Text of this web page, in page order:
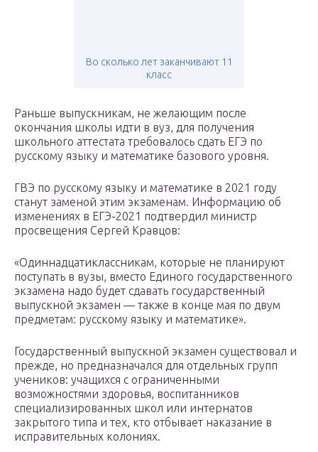
Во сколько лет заканчивают 11
класс
Раньше выпускникам, не желающим после
окончания школы идти в вуз, для получения
школьного аттестата требовалось сдать ЕГЭ по
русскому языку и математике базового уровня.
ГВЭ по русскому языку и математике в 2021 году
станут заменой этим экзаменам. Информацию об
изменениях в ЕГЭ-2021 подтвердил министр
просвещения Сергей Кравцов:
«Одиннадцатиклассникам, которые не планируют
поступать в вузы, вместо Единого государственного
экзамена надо будет сдавать государственный
выпускной экзамен — также в конце мая по двум
предметам: русскому языку и математике».
Государственный выпускной экзамен существовал и
прежде, но предназначался для отдельных групп
учеников: учащихся с ограниченными
возможностями здоровья, воспитанников
специализированных школ или интернатов
закрытого типа и тех, кто отбывает наказание в
исправительных колониях.